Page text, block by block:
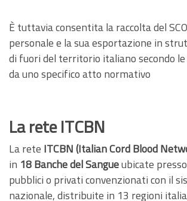
È tuttavia consentita la raccolta del
personale e la sua esportazione in
di fuori del territorio italiano secondo
da uno specifico atto normativo
La rete ITCBN
La rete ITCBN (Italian Cord Blood
in 18 Banche del Sangueubicate
pubblici o privati convenzionati con il
nazionale, distribuite in 13 regioni